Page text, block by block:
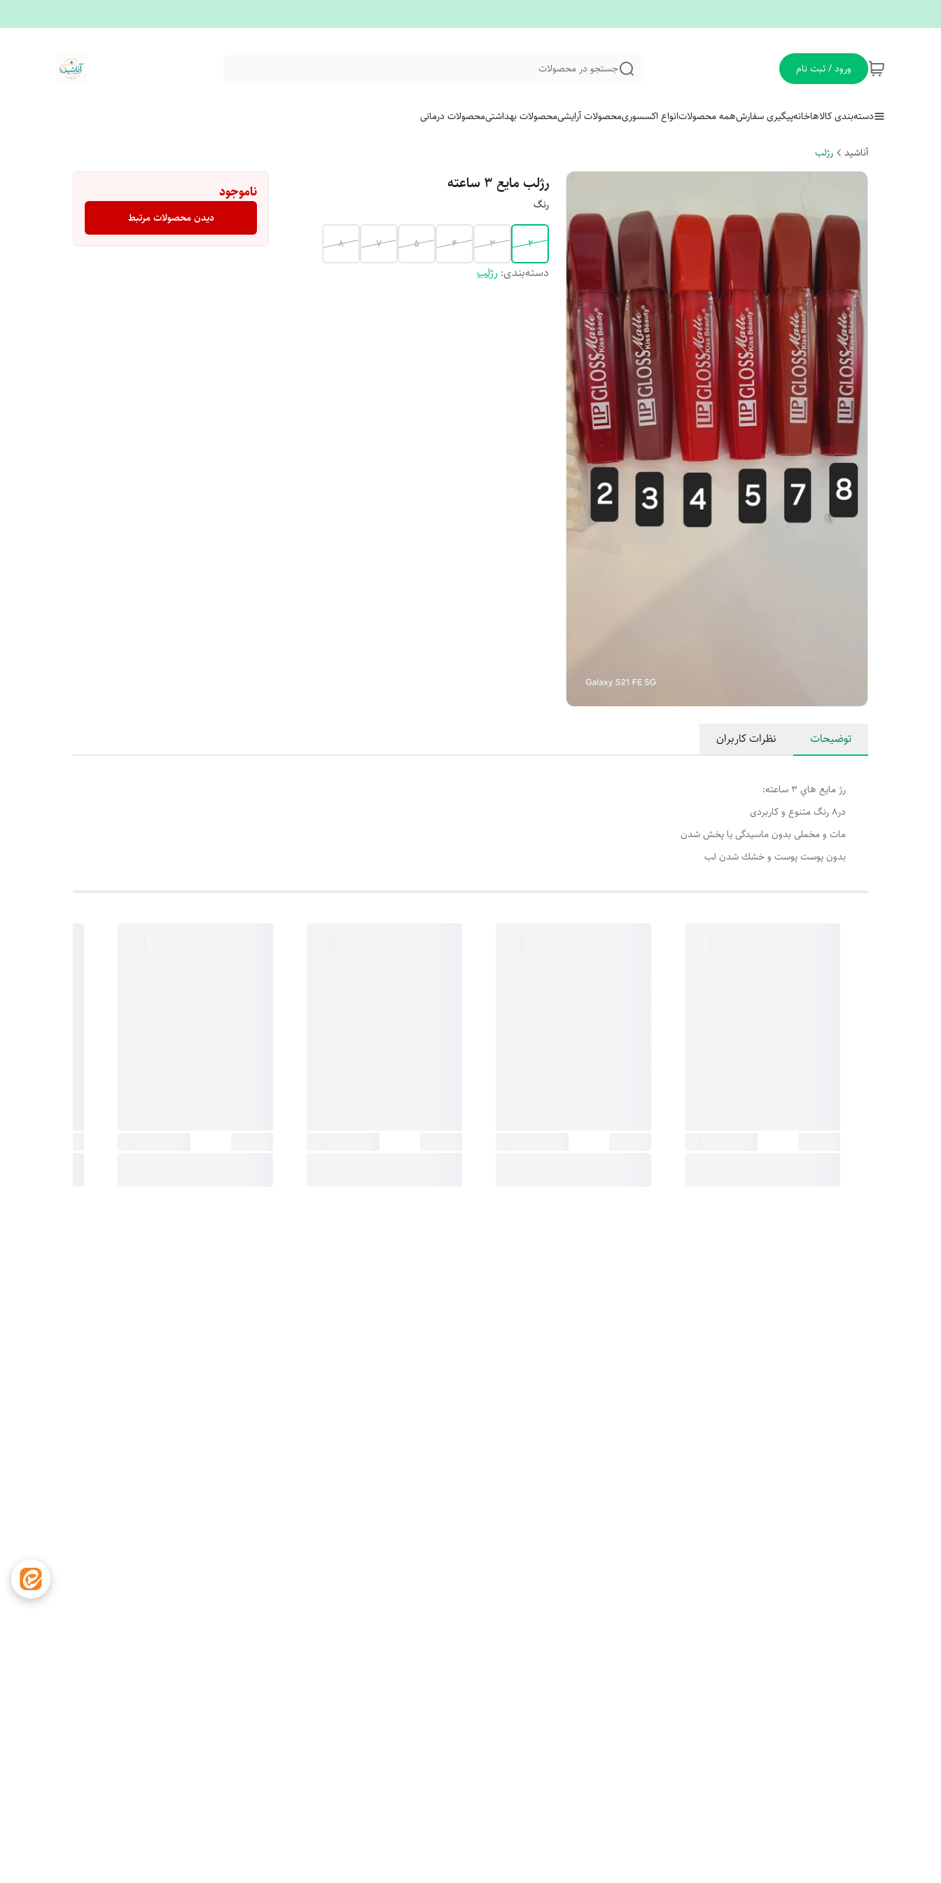
ورود / ثبت نام جستجو در محصولات
دسته‌بندی کالاهاخانهپیگیری سفارشهمه محصولاتانواع اکسسوریمحصولات آرایشیمحصولات بهداشتیمحصولات درمانی
آناشید رژلب
رژلب مایع ۳ ساعته
رنگ
۲ ۳ ۴ ۵ ۷ ۸
دسته‌بندی: رژلب
ناموجود
دیدن محصولات مرتبط
توضیحات نظرات کاربران
رژ مايع هاي ٣ ساعته:
در٨ رنگ متنوع و كاربردى
مات و مخملى بدون ماسيدگى يا پخش شدن
بدون پوست پوست و خشك شدن لب